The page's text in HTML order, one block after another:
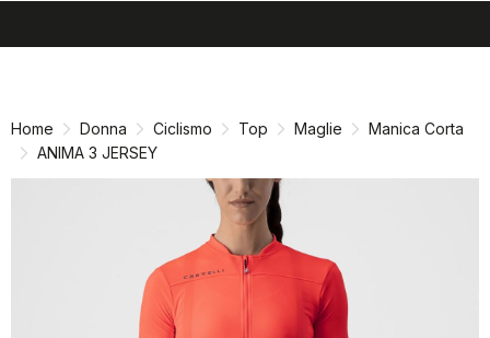
Home Donna Ciclismo Top Maglie
Manica Corta
ANIMA 3 JERSEY